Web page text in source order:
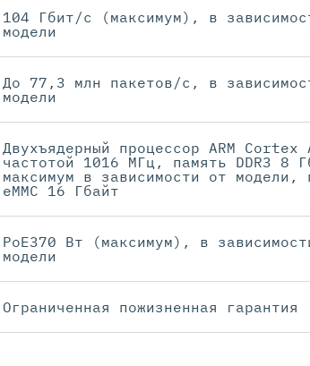
104 Гбит/с (максимум), в
модели
До 77,3 млн пакетов/с, в
модели
Двухъядерный процессор ARM Cortex
частотой 1016 МГц, память DDR3 8
максимум в зависимости от модели,
eMMC 16 Гбайт
PoE370 Вт (максимум), в
модели
Ограниченная пожизненная гарантия